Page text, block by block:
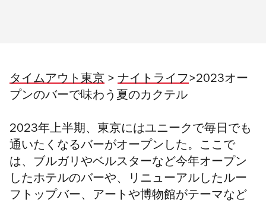
タイムアウト東京 > ナイトライフ>2023オー
プンのバーで味わう夏のカクテル
2023年上半期、東京にはユニークで毎日でも
通いたくなるバーがオープンした。ここで
は、ブルガリやベルスターなど今年オープン
したホテルのバーや、リニューアルしたルー
フトップバー、アートや博物館がテーマなど